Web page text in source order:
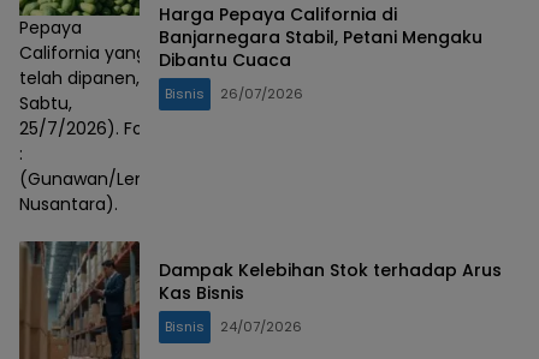
Pepaya
California yang
telah dipanen,
Sabtu,
25/7/2026). Foto
:
(Gunawan/Lensa
Nusantara).
Harga Pepaya California di
Banjarnegara Stabil, Petani Mengaku
Dibantu Cuaca
Bisnis 26/07/2026
Dampak Kelebihan Stok terhadap Arus
Kas Bisnis
Bisnis 24/07/2026